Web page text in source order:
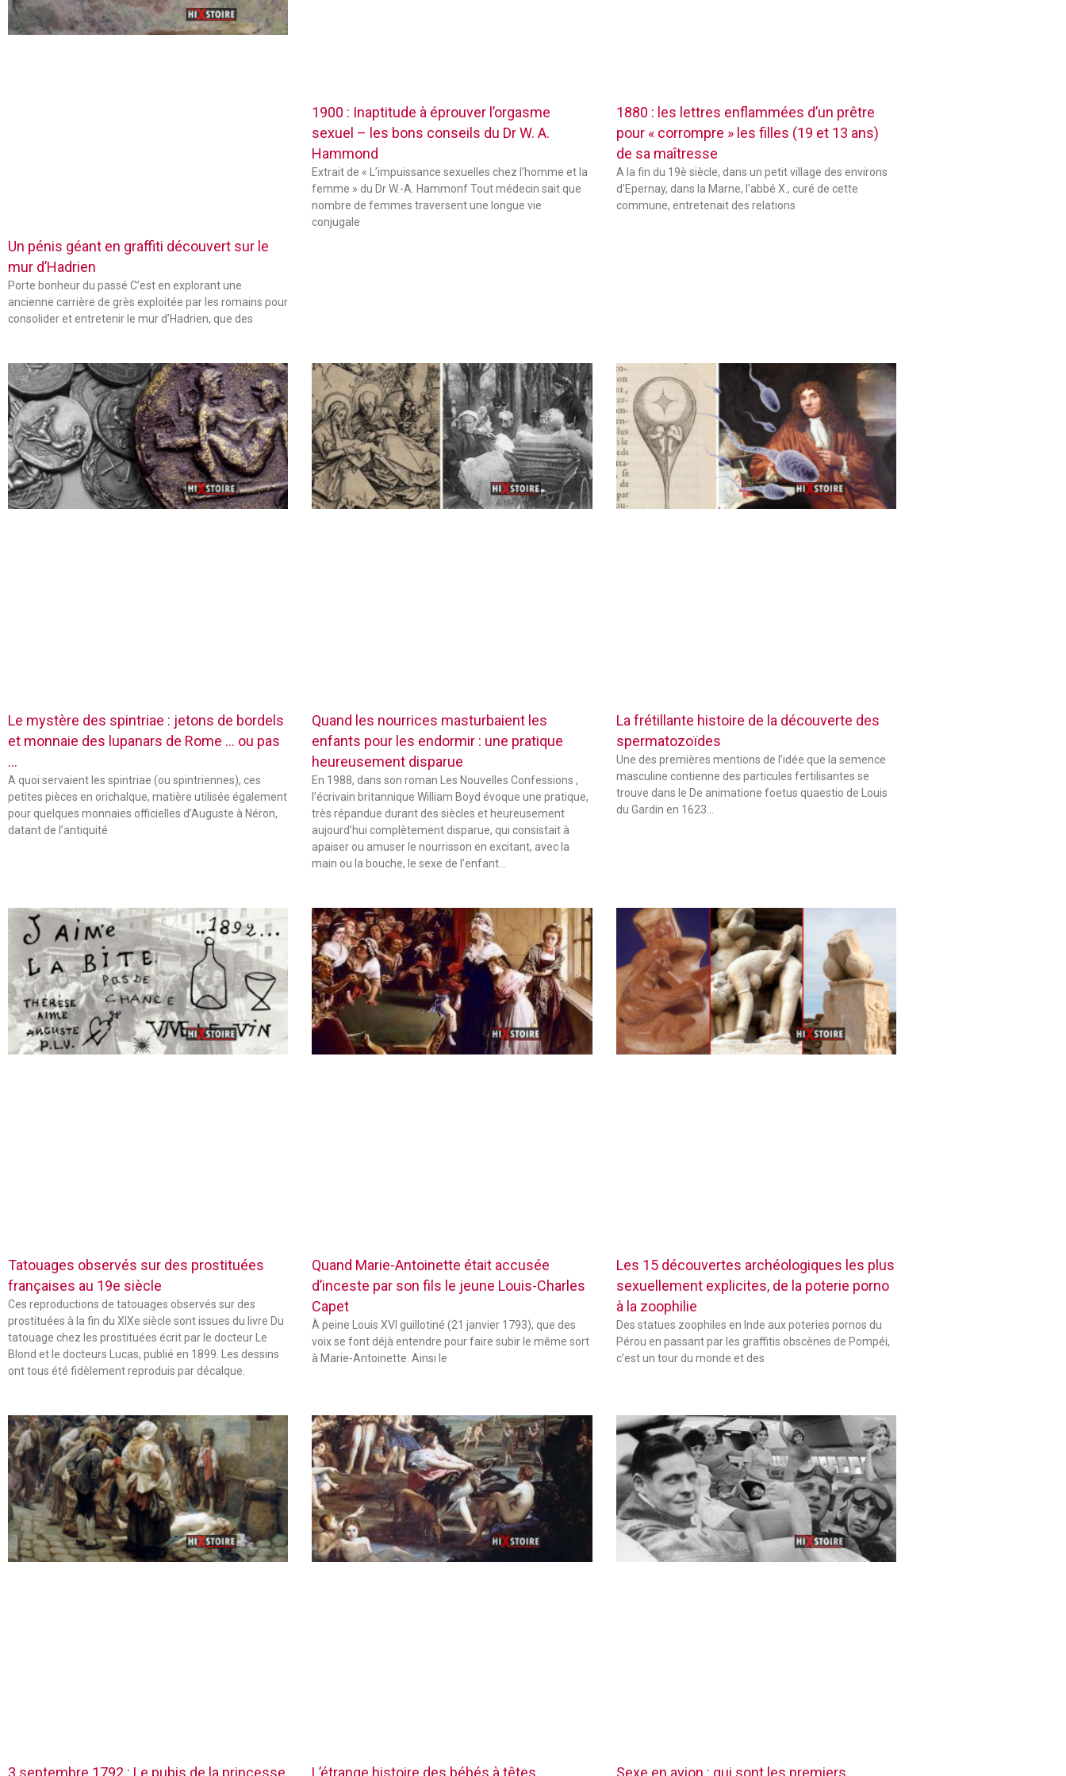
Un pénis géant en graffiti découvert sur le
mur d’Hadrien
Porte bonheur du passé C’est en explorant une
ancienne carrière de grès exploitée par les romains pour
consolider et entretenir le mur d’Hadrien, que des
1900 : Inaptitude à éprouver l’orgasme
sexuel – les bons conseils du Dr W. A.
Hammond
Extrait de « L’impuissance sexuelles chez l’homme et la
femme » du Dr W.-A. Hammonf Tout médecin sait que
nombre de femmes traversent une longue vie
conjugale
1880 : les lettres enflammées d’un prêtre
pour « corrompre » les filles (19 et 13 ans)
de sa maîtresse
A la fin du 19è siècle, dans un petit village des environs
d’Epernay, dans la Marne, l’abbé X., curé de cette
commune, entretenait des relations
Le mystère des spintriae : jetons de bordels
et monnaie des lupanars de Rome … ou pas
…
A quoi servaient les spintriae (ou spintriennes), ces
petites pièces en orichalque, matière utilisée également
pour quelques monnaies officielles d’Auguste à Néron,
datant de l’antiquité
Quand les nourrices masturbaient les
enfants pour les endormir : une pratique
heureusement disparue
En 1988, dans son roman Les Nouvelles Confessions ,
l’écrivain britannique William Boyd évoque une pratique,
très répandue durant des siècles et heureusement
aujourd’hui complètement disparue, qui consistait à
apaiser ou amuser le nourrisson en excitant, avec la
main ou la bouche, le sexe de l’enfant…
La frétillante histoire de la découverte des
spermatozoïdes
Une des premières mentions de l’idée que la semence
masculine contienne des particules fertilisantes se
trouve dans le De animatione foetus quaestio de Louis
du Gardin en 1623…
Tatouages observés sur des prostituées
françaises au 19e siècle
Ces reproductions de tatouages observés sur des
prostituées à la fin du XIXe siècle sont issues du livre Du
tatouage chez les prostituées écrit par le docteur Le
Blond et le docteurs Lucas, publié en 1899. Les dessins
ont tous été fidèlement reproduis par décalque.
Quand Marie-Antoinette était accusée
d’inceste par son fils le jeune Louis-Charles
Capet
À peine Louis XVI guillotiné (21 janvier 1793), que des
voix se font déjà entendre pour faire subir le même sort
à Marie-Antoinette. Ainsi le
Les 15 découvertes archéologiques les plus
sexuellement explicites, de la poterie porno
à la zoophilie
Des statues zoophiles en Inde aux poteries pornos du
Pérou en passant par les graffitis obscènes de Pompéi,
c’est un tour du monde et des
3 septembre 1792 : Le pubis de la princesse L’étrange histoire des bébés à têtes Sexe en avion : qui sont les premiers